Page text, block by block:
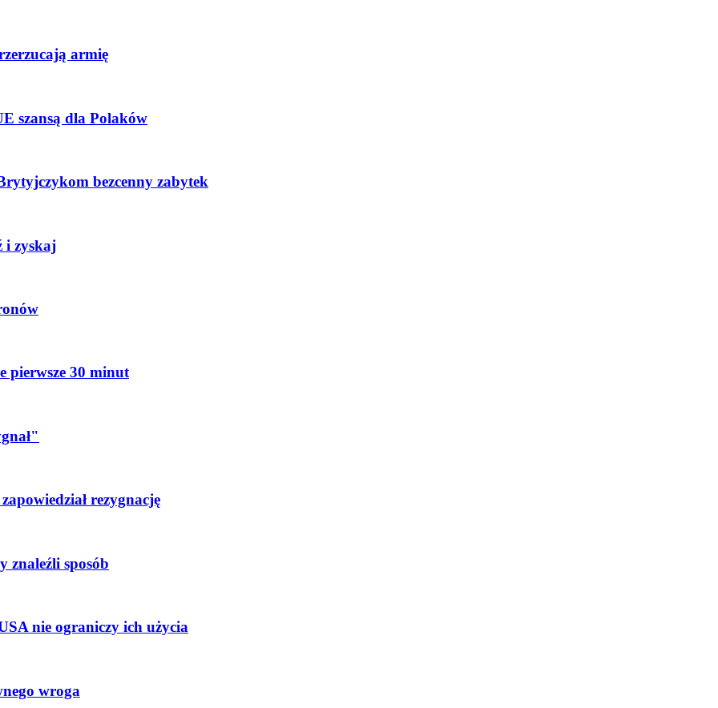
armię
szansą dla Polaków
bezcenny zabytek
i zyskaj
pierwsze 30 minut
rezygnację
sposób
nie ograniczy ich użycia
wroga